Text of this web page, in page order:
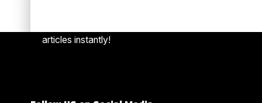
articles instantly!